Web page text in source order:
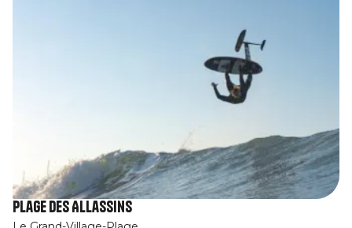
Plage des Allassins